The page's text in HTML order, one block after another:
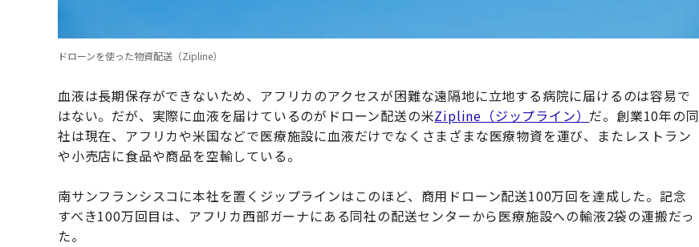
ドローンを使った物資配送（Zipline）
血液は長期保存ができないため、アフリカのアクセスが困難な遠隔地に立地する病院に届けるのは容易で
はない。だが、実際に血液を届けているのがドローン配送の米Zipline（ジップライン） だ。創業10年の同
社は現在、アフリカや米国などで医療施設に血液だけでなくさまざまな医療物資を運び、またレストラン
や小売店に食品や商品を空輸している。
南サンフランシスコに本社を置くジップラインはこのほど、商用ドローン配送100万回を達成した。記念
すべき100万回目は、アフリカ西部ガーナにある同社の配送センターから医療施設への輸液2袋の運搬だっ
た。